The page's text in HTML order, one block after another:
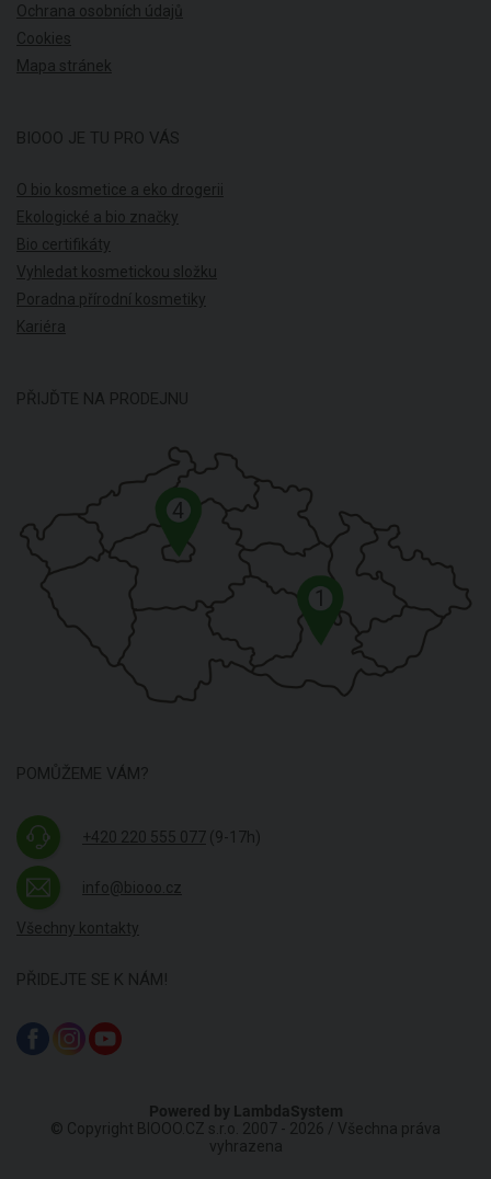
Ochrana osobních údajů
Cookies
Mapa stránek
BIOOO JE TU PRO VÁS
O bio kosmetice a eko drogerii
Ekologické a bio značky
Bio certifikáty
Vyhledat kosmetickou složku
Poradna přírodní kosmetiky
Kariéra
PŘIJĎTE NA PRODEJNU
1
4
POMŮŽEME VÁM?
+420 220 555 077 (9-17h)
info@biooo.cz
Všechny kontakty
PŘIDEJTE SE K NÁM!
Powered by LambdaSystem
© Copyright BIOOO.CZ s.r.o. 2007 - 2026 / Všechna práva
vyhrazena